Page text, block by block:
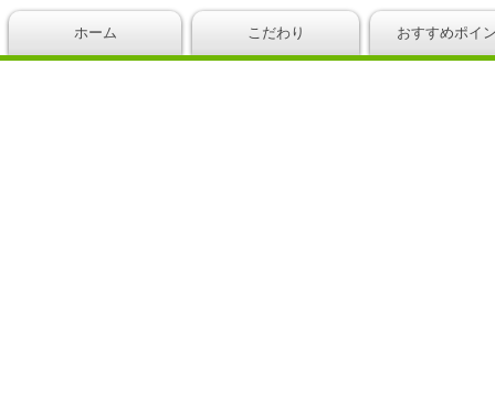
ホーム こだわり おすすめポイ